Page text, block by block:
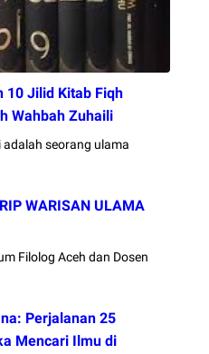
10 Jilid Kitab Fiqh
Wahbah Zuhaili
adalah seorang ulama
WARISAN ULAMA
Filolog Aceh dan Dosen
Perjalanan 25
Mencari Ilmu di